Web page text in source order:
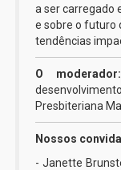
a ser carregado
e sobre o futuro
tendências
O
Presbiteriana
Nossos
- Janette